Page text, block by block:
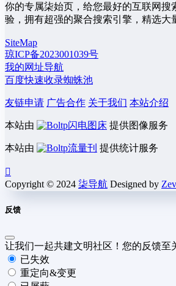
你的专属柒始页，给您最好的互联网搜
验，拥有超强的聚合搜索引擎，精选大
SiteMap
琼ICP备2023001039号
我的网址导航
百度快速收录蜘蛛池
友链申请 广告合作 关于我们 本站介绍
本站由 闪电图床 提供图像服务
本站由 流量刊 提供统计服务
Copyright © 2024 柒导航 Designed by
反馈
让我们一起共建文明社区！您的反馈至
已失效
重定向&变更